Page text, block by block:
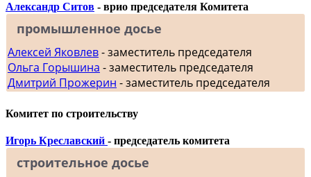
Александр Ситов - врио председателя Комитета
промышленное досье
Алексей Яковлев- заместитель председателя
Ольга Горышина - заместитель председателя
Дмитрий Прожерин - заместитель председателя
Комитет по строительству
Игорь Креславский - председатель комитета
строительное досье